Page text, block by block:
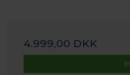
4.999,00 DKK